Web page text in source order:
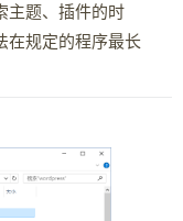
主题、插件的时
在规定的程序最长